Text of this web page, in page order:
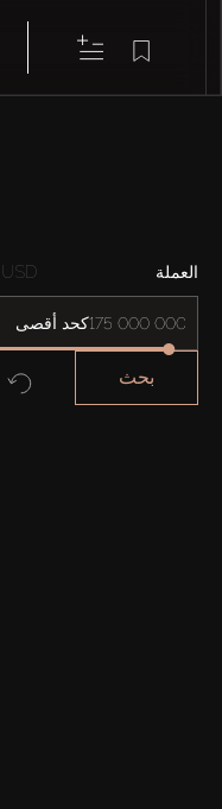
العملة USD
كحد أقصى
بحث